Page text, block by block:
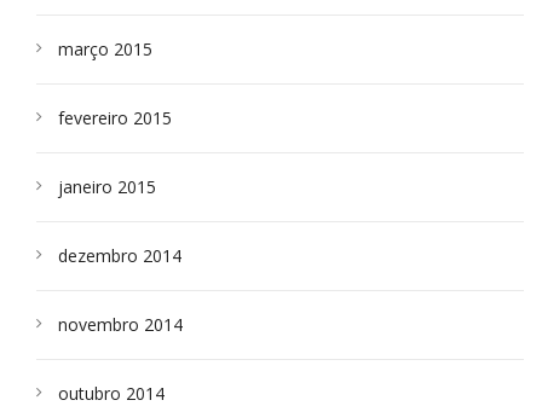
março 2015
fevereiro 2015
janeiro 2015
dezembro 2014
novembro 2014
outubro 2014